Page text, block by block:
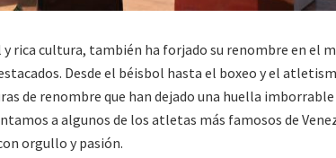
rica cultura, también ha forjado su renombre en el
Desde el béisbol hasta el boxeo y el
de renombre que han dejado una huella imborrable
a algunos de los atletas más famosos de
orgullo y pasión.